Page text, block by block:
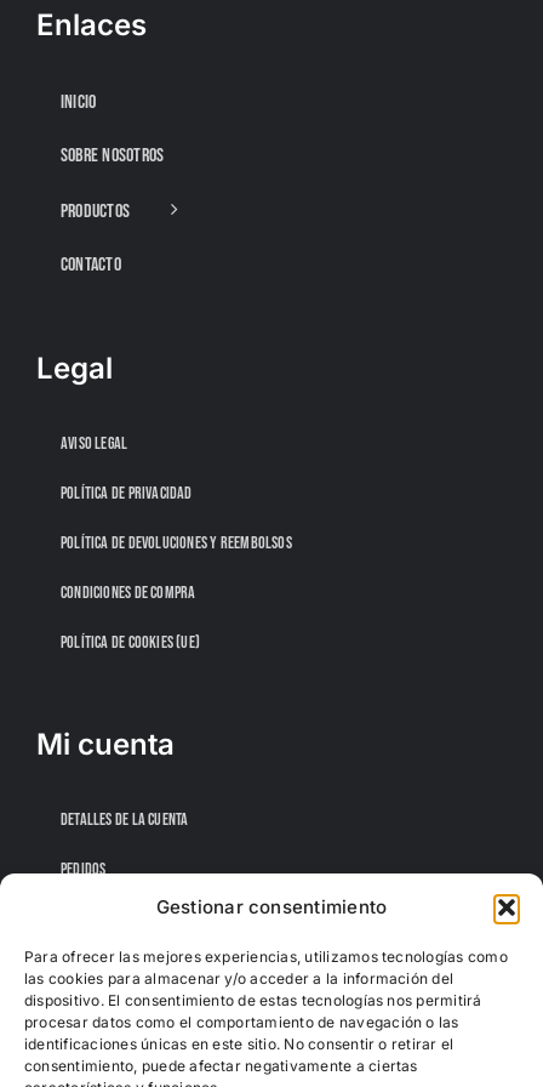
Gestionar consentimiento
Para ofrecer las mejores experiencias, utilizamos tecnologías como
las cookies para almacenar y/o acceder a la información del
dispositivo. El consentimiento de estas tecnologías nos permitirá
procesar datos como el comportamiento de navegación o las
identificaciones únicas en este sitio. No consentir o retirar el
consentimiento, puede afectar negativamente a ciertas
Enlaces
INICIO
SOBRE NOSOTROS
PRODUCTOS
CONTACTO
Legal
AVISO LEGAL
POLÍTICA DE PRIVACIDAD
POLÍTICA DE DEVOLUCIONES Y REEMBOLSOS
CONDICIONES DE COMPRA
POLÍTICA DE COOKIES (UE)
Mi cuenta
DETALLES DE LA CUENTA
PEDIDOS
CONTRASEÑA PERDIDA